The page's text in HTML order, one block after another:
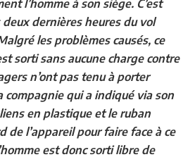
l’homme à son siège. C’est
deux dernières heures du vol
les problèmes causés, ce
sorti sans aucune charge contre
n’ont pas tenu à porter
compagnie qui a indiqué via son
en plastique et le ruban
de l’appareil pour faire face à ce
est donc sorti libre de